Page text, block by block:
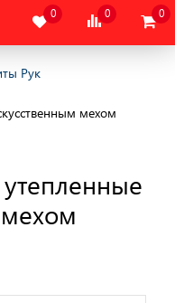
0 0 0
Рук
мехом